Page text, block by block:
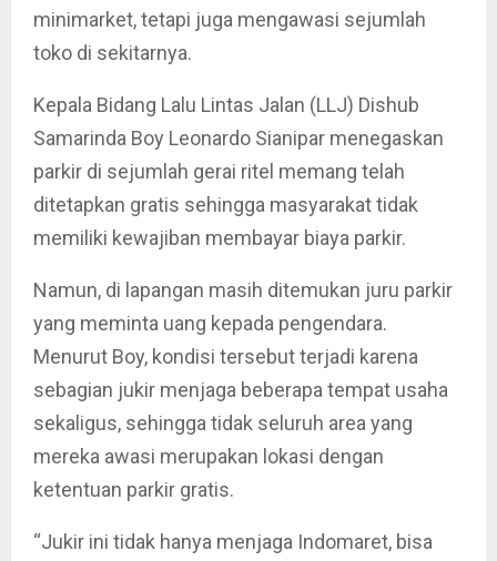
minimarket, tetapi juga mengawasi sejumlah
toko di sekitarnya.
Kepala Bidang Lalu Lintas Jalan (LLJ) Dishub
Samarinda Boy Leonardo Sianipar menegaskan
parkir di sejumlah gerai ritel memang telah
ditetapkan gratis sehingga masyarakat tidak
memiliki kewajiban membayar biaya parkir.
Namun, di lapangan masih ditemukan juru parkir
yang meminta uang kepada pengendara.
Menurut Boy, kondisi tersebut terjadi karena
sebagian jukir menjaga beberapa tempat usaha
sekaligus, sehingga tidak seluruh area yang
mereka awasi merupakan lokasi dengan
ketentuan parkir gratis.
“Jukir ini tidak hanya menjaga Indomaret, bisa